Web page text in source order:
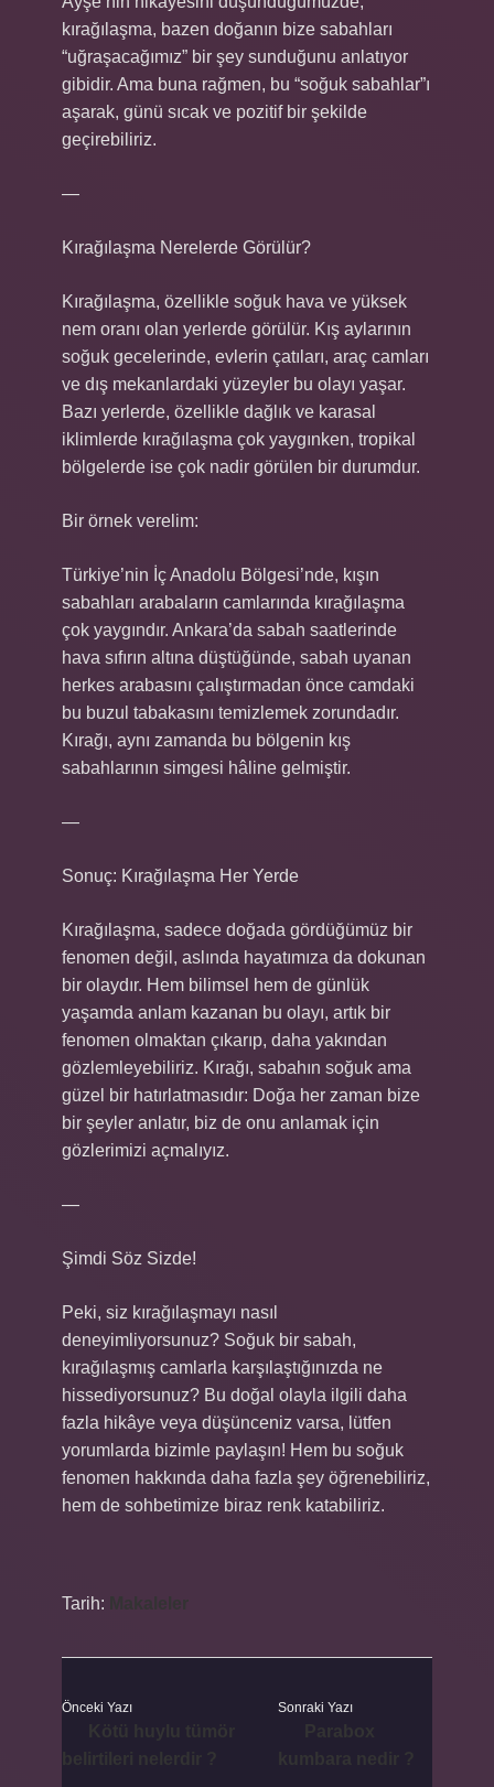
kırağılaşma, bazen doğanın bize sabahları
“uğraşacağımız” bir şey sunduğunu anlatıyor
gibidir. Ama buna rağmen, bu “soğuk sabahlar”ı
aşarak, günü sıcak ve pozitif bir şekilde
geçirebiliriz.
—
Kırağılaşma Nerelerde Görülür?
Kırağılaşma, özellikle soğuk hava ve yüksek
nem oranı olan yerlerde görülür. Kış aylarının
soğuk gecelerinde, evlerin çatıları, araç camları
ve dış mekanlardaki yüzeyler bu olayı yaşar.
Bazı yerlerde, özellikle dağlık ve karasal
iklimlerde kırağılaşma çok yaygınken, tropikal
bölgelerde ise çok nadir görülen bir durumdur.
Bir örnek verelim:
Türkiye’nin İç Anadolu Bölgesi’nde, kışın
sabahları arabaların camlarında kırağılaşma
çok yaygındır. Ankara’da sabah saatlerinde
hava sıfırın altına düştüğünde, sabah uyanan
herkes arabasını çalıştırmadan önce camdaki
bu buzul tabakasını temizlemek zorundadır.
Kırağı, aynı zamanda bu bölgenin kış
sabahlarının simgesi hâline gelmiştir.
—
Sonuç: Kırağılaşma Her Yerde
Kırağılaşma, sadece doğada gördüğümüz bir
fenomen değil, aslında hayatımıza da dokunan
bir olaydır. Hem bilimsel hem de günlük
yaşamda anlam kazanan bu olayı, artık bir
fenomen olmaktan çıkarıp, daha yakından
gözlemleyebiliriz. Kırağı, sabahın soğuk ama
güzel bir hatırlatmasıdır: Doğa her zaman bize
bir şeyler anlatır, biz de onu anlamak için
gözlerimizi açmalıyız.
—
Şimdi Söz Sizde!
Peki, siz kırağılaşmayı nasıl
deneyimliyorsunuz? Soğuk bir sabah,
kırağılaşmış camlarla karşılaştığınızda ne
hissediyorsunuz? Bu doğal olayla ilgili daha
fazla hikâye veya düşünceniz varsa, lütfen
yorumlarda bizimle paylaşın! Hem bu soğuk
fenomen hakkında daha fazla şey öğrenebiliriz,
hem de sohbetimize biraz renk katabiliriz.
Tarih:
Önceki Yazı Sonraki Yazı